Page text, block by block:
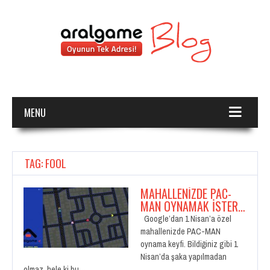
MENU
TAG: FOOL
MAHALLENIZDE PAC-
MAN OYNAMAK İSTER…
Google’dan 1 Nisan’a özel
mahallenizde PAC-MAN
oynama keyfi. Bildiğiniz gibi 1
Nisan’da şaka yapılmadan